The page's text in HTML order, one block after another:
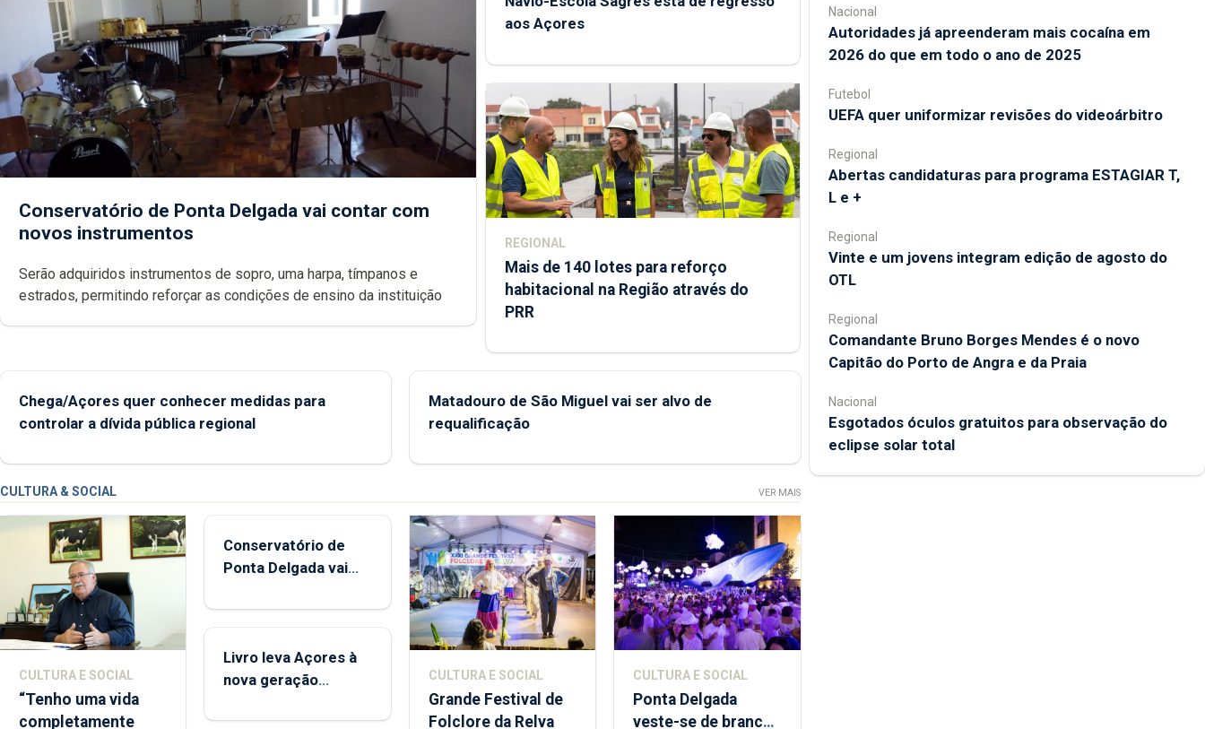
Conservatório de Ponta Delgada vai contar com
novos instrumentos
Serão adquiridos instrumentos de sopro, uma harpa, tímpanos e
estrados, permitindo reforçar as condições de ensino da instituição
aos Açores
REGIONAL
Mais de 140 lotes para reforço
habitacional na Região através do
PRR
Chega/Açores quer conhecer medidas para
controlar a dívida pública regional
Matadouro de São Miguel vai ser alvo de
requalificação
CULTURA & SOCIAL VER MAIS
CULTURA E SOCIAL
“Tenho uma vida
completamente
Conservatório de
Ponta Delgada vai
instrumentos
Livro leva Açores à
nova geração
CULTURA E SOCIAL
Grande Festival de
Folclore da Relva
CULTURA E SOCIAL
Ponta Delgada
veste-se de branco
Nacional
Autoridades já apreenderam mais cocaína em
2026 do que em todo o ano de 2025
Futebol
UEFA quer uniformizar revisões do videoárbitro
Regional
Abertas candidaturas para programa ESTAGIAR T,
L e +
Regional
Vinte e um jovens integram edição de agosto do
OTL
Regional
Comandante Bruno Borges Mendes é o novo
Capitão do Porto de Angra e da Praia
Nacional
Esgotados óculos gratuitos para observação do
eclipse solar total